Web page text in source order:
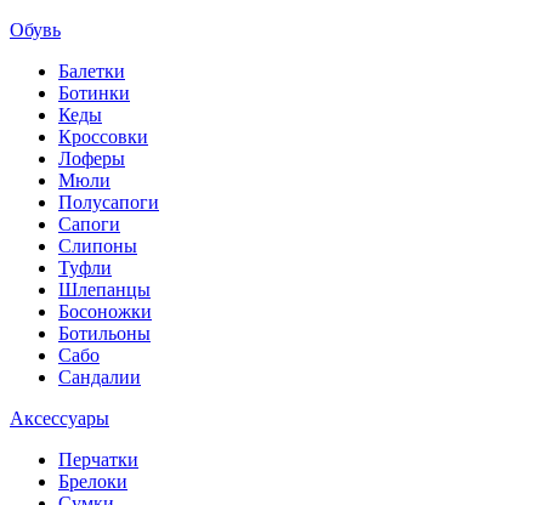
Обувь
Балетки
Ботинки
Кеды
Кроссовки
Лоферы
Мюли
Полусапоги
Сапоги
Слипоны
Туфли
Шлепанцы
Босоножки
Ботильоны
Сабо
Сандалии
Аксессуары
Перчатки
Брелоки